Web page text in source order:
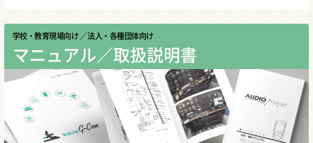
学校・教育現場向け ／ 法人・各種団体向け
マニュアル／取扱説明書